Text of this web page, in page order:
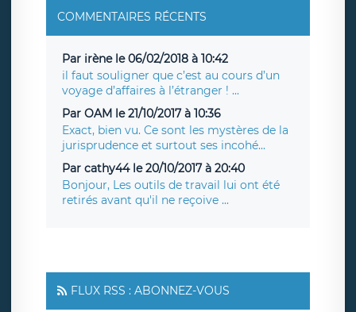
COMMENTAIRES RÉCENTS
Par irène le 06/02/2018 à 10:42
il faut souligner que c’est au cours d’un
voyage d’affaires à l’étranger ! ...
Par OAM le 21/10/2017 à 10:36
Exact, bien vu. Ce sont les mystères de la
jurisprudence et surtout ses incohé...
Par cathy44 le 20/10/2017 à 20:40
Bonjour, Les outils de travail lui ont été
retirés avant qu'il ne reçoive ...
FLUX RSS : ABONNEZ-VOUS